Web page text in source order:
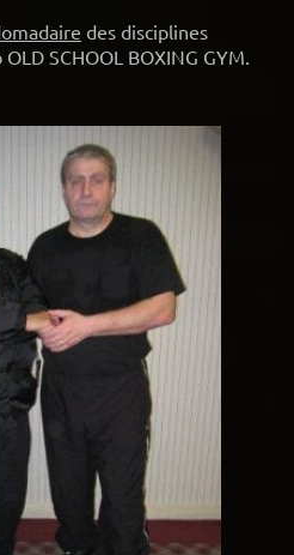
des disciplines
SCHOOL BOXING GYM.